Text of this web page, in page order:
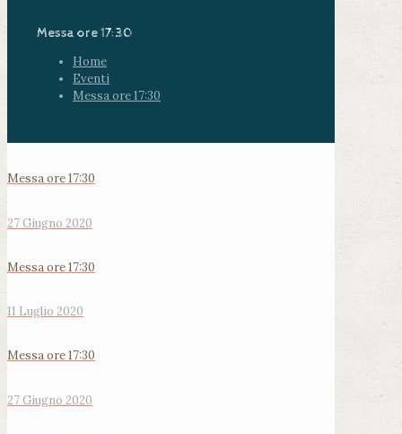
Messa ore 17:30
Home
Eventi
Messa ore 17:30
Messa ore 17:30
27 Giugno 2020
Messa ore 17:30
11 Luglio 2020
Messa ore 17:30
27 Giugno 2020